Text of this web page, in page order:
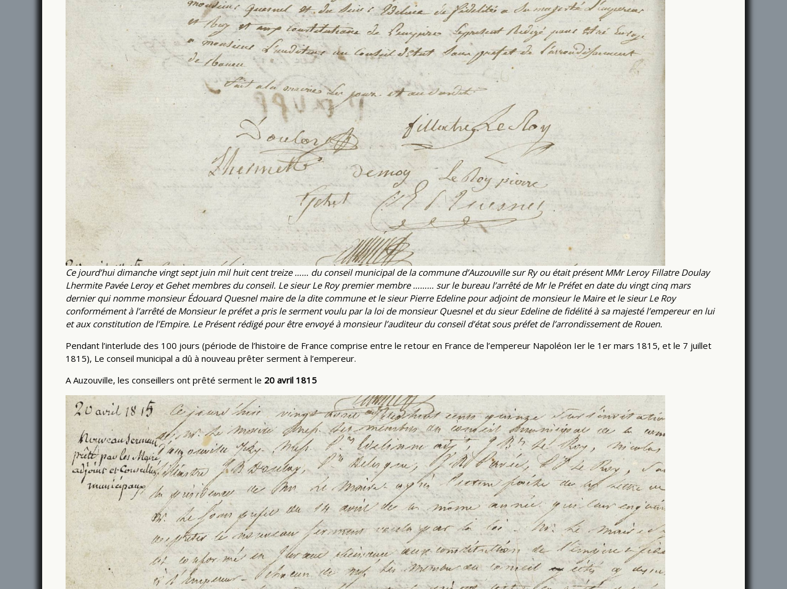
Ce jourd’hui dimanche vingt sept juin mil huit cent treize …… du conseil municipal de la commune d’Auzouville sur Ry ou était présent MMr Leroy Fillatre Doulay
Lhermite Pavée Leroy et Gehet membres du conseil. Le sieur Le Roy premier membre ……… sur le bureau l’arrêté de Mr le Préfet en date du vingt cinq mars
dernier qui nomme monsieur Édouard Quesnel maire de la dite commune et le sieur Pierre Edeline pour adjoint de monsieur le Maire et le sieur Le Roy
conformément à l’arrêté de Monsieur le préfet a pris le serment voulu par la loi de monsieur Quesnel et du sieur Edeline de fidélité à sa majesté l’empereur en lui
et aux constitution de l’Empire. Le Présent rédigé pour être envoyé à monsieur l’auditeur du conseil d’état sous préfet de l’arrondissement de Rouen.
Pendant l’interlude des 100 jours (période de l’histoire de France comprise entre le retour en France de l’empereur Napoléon Ier le 1er mars 1815, et le 7 juillet
1815), Le conseil municipal a dû à nouveau prêter serment à l’empereur.
A Auzouville, les conseillers ont prêté serment le 20 avril 1815